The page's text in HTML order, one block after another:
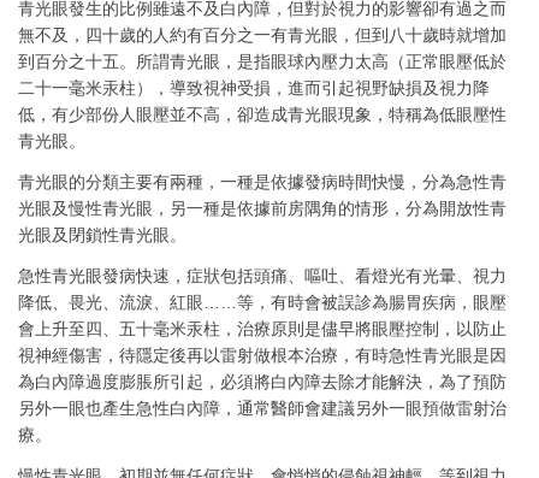
青光眼發生的比例雖遠不及白內障，但對於視力的影響卻有過之而
無不及，四十歲的人約有百分之一有青光眼，但到八十歲時就增加
到百分之十五。所謂青光眼，是指眼球內壓力太高（正常眼壓低於
二十一毫米汞柱），導致視神受損，進而引起視野缺損及視力降
低，有少部份人眼壓並不高，卻造成青光眼現象，特稱為低眼壓性
青光眼。
青光眼的分類主要有兩種，一種是依據發病時間快慢，分為急性青
光眼及慢性青光眼，另一種是依據前房隅角的情形，分為開放性青
光眼及閉鎖性青光眼。
急性青光眼發病快速，症狀包括頭痛、嘔吐、看燈光有光暈、視力
降低、畏光、流淚、紅眼……等，有時會被誤診為腸胃疾病，眼壓
會上升至四、五十毫米汞柱，治療原則是儘早將眼壓控制，以防止
視神經傷害，待隱定後再以雷射做根本治療，有時急性青光眼是因
為白內障過度膨脹所引起，必須將白內障去除才能解決，為了預防
另外一眼也產生急性白內障，通常醫師會建議另外一眼預做雷射治
療。